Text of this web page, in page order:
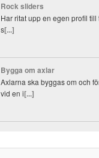
Rock sliders
Har ritat upp en egen profil till
s[...]
Bygga om axlar
Axlarna ska byggas om och
vid en i[...]